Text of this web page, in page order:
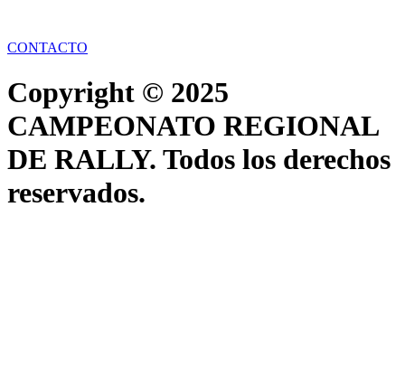
CONTACTO
Copyright © 2025
CAMPEONATO REGIONAL
DE RALLY. Todos los derechos
reservados.